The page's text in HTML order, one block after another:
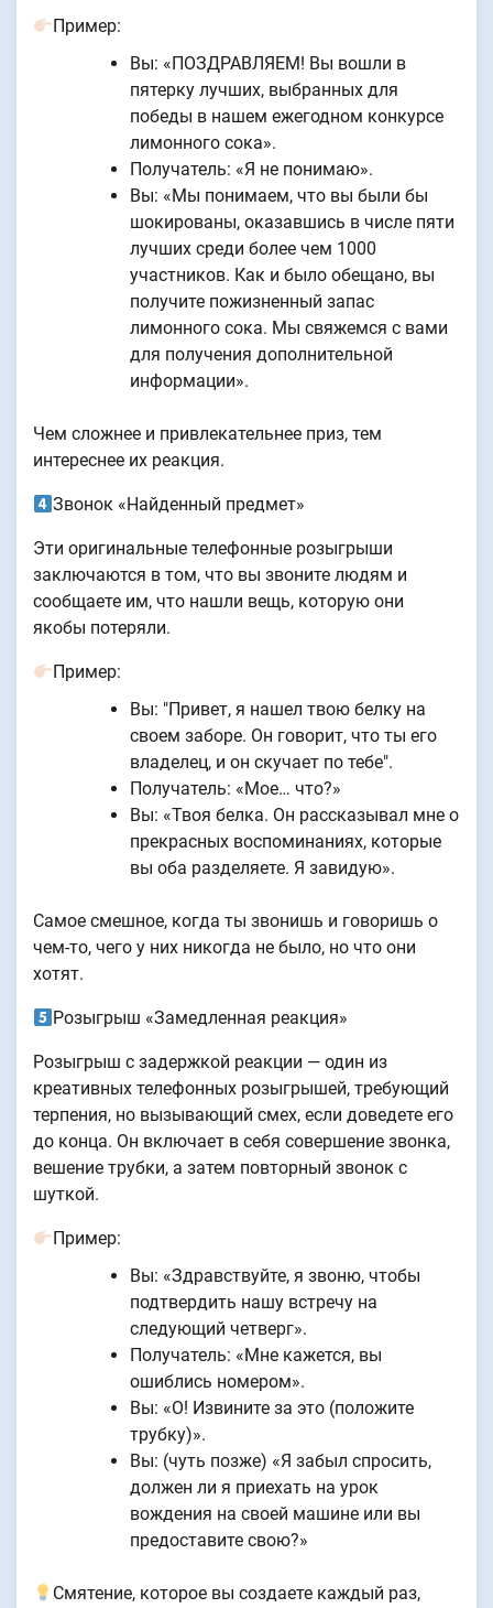
Пример:
Вы: «ПОЗДРАВЛЯЕМ! Вы вошли в
пятерку лучших, выбранных для
победы в нашем ежегодном конкурсе
лимонного сока».
Получатель: «Я не понимаю».
Вы: «Мы понимаем, что вы были бы
шокированы, оказавшись в числе пяти
лучших среди более чем 1000
участников. Как и было обещано, вы
получите пожизненный запас
лимонного сока. Мы свяжемся с вами
для получения дополнительной
информации».
Чем сложнее и привлекательнее приз, тем
интереснее их реакция.
Звонок «Найденный предмет»
Эти оригинальные телефонные розыгрыши
заключаются в том, что вы звоните людям и
сообщаете им, что нашли вещь, которую они
якобы потеряли.
Пример:
Вы: "Привет, я нашел твою белку на
своем заборе. Он говорит, что ты его
владелец, и он скучает по тебе".
Получатель: «Мое… что?»
Вы: «Твоя белка. Он рассказывал мне о
прекрасных воспоминаниях, которые
вы оба разделяете. Я завидую».
Самое смешное, когда ты звонишь и говоришь о
чем-то, чего у них никогда не было, но что они
хотят.
Розыгрыш «Замедленная реакция»
Розыгрыш с задержкой реакции — один из
креативных телефонных розыгрышей, требующий
терпения, но вызывающий смех, если доведете его
до конца. Он включает в себя совершение звонка,
вешение трубки, а затем повторный звонок с
шуткой.
Пример:
Вы: «Здравствуйте, я звоню, чтобы
подтвердить нашу встречу на
следующий четверг».
Получатель: «Мне кажется, вы
ошиблись номером».
Вы: «О! Извините за это (положите
трубку)».
Вы: (чуть позже) «Я забыл спросить,
должен ли я приехать на урок
вождения на своей машине или вы
предоставите свою?»
Смятение, которое вы создаете каждый раз,